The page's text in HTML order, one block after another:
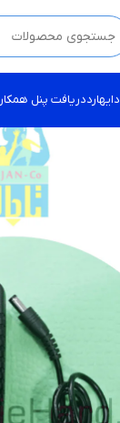
کیک کن !
دریافت پنل همکار